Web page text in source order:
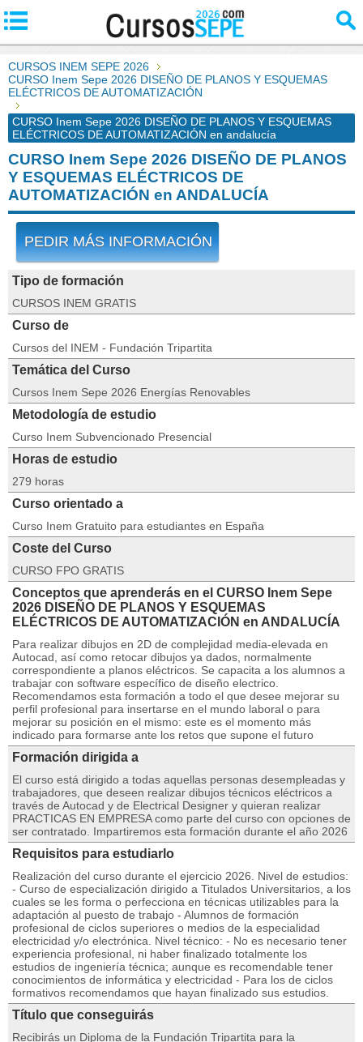
CURSOS INEM SEPE 2026
CURSO Inem Sepe 2026 DISEÑO DE PLANOS Y ESQUEMAS
ELÉCTRICOS DE AUTOMATIZACIÓN
CURSO Inem Sepe 2026 DISEÑO DE PLANOS Y ESQUEMAS
ELÉCTRICOS DE AUTOMATIZACIÓN en andalucía
CURSO Inem Sepe 2026 DISEÑO DE PLANOS
Y ESQUEMAS ELÉCTRICOS DE
AUTOMATIZACIÓN en ANDALUCÍA
PEDIR MÁS INFORMACIÓN
Tipo de formación
CURSOS INEM GRATIS
Curso de
Cursos del INEM - Fundación Tripartita
Temática del Curso
Cursos Inem Sepe 2026 Energías Renovables
Metodología de estudio
Curso Inem Subvencionado Presencial
Horas de estudio
279 horas
Curso orientado a
Curso Inem Gratuito para estudiantes en España
Coste del Curso
CURSO FPO GRATIS
Conceptos que aprenderás en el CURSO Inem Sepe
2026 DISEÑO DE PLANOS Y ESQUEMAS
ELÉCTRICOS DE AUTOMATIZACIÓN en ANDALUCÍA
Para realizar dibujos en 2D de complejidad media-elevada en
Autocad, así como retocar dibujos ya dados, normalmente
correspondiente a planos eléctricos. Se capacita a los alumnos a
trabajar con software específico de diseño electrico.
Recomendamos esta formación a todo el que desee mejorar su
perfil profesional para insertarse en el mundo laboral o para
mejorar su posición en el mismo: este es el momento más
indicado para formarse ante los retos que supone el futuro
Formación dirigida a
El curso está dirigido a todas aquellas personas desempleadas y
trabajadores, que deseen realizar dibujos técnicos eléctricos a
través de Autocad y de Electrical Designer y quieran realizar
PRACTICAS EN EMPRESA como parte del curso con opciones de
ser contratado. Impartiremos esta formación durante el año 2026
Requisitos para estudiarlo
Realización del curso durante el ejercicio 2026. Nivel de estudios:
- Curso de especialización dirigido a Titulados Universitarios, a los
cuales se les forma o perfecciona en técnicas utilizables para la
adaptación al puesto de trabajo - Alumnos de formación
profesional de ciclos superiores o medios de la especialidad
electricidad y/o electrónica. Nivel técnico: - No es necesario tener
experiencia profesional, ni haber finalizado totalmente los
estudios de ingeniería técnica; aunque es recomendable tener
conocimientos de informática y electricidad - Para los de ciclos
formativos recomendamos que hayan finalizado sus estudios.
Título que conseguirás
Recibirás un Diploma de la Fundación Tripartita para la